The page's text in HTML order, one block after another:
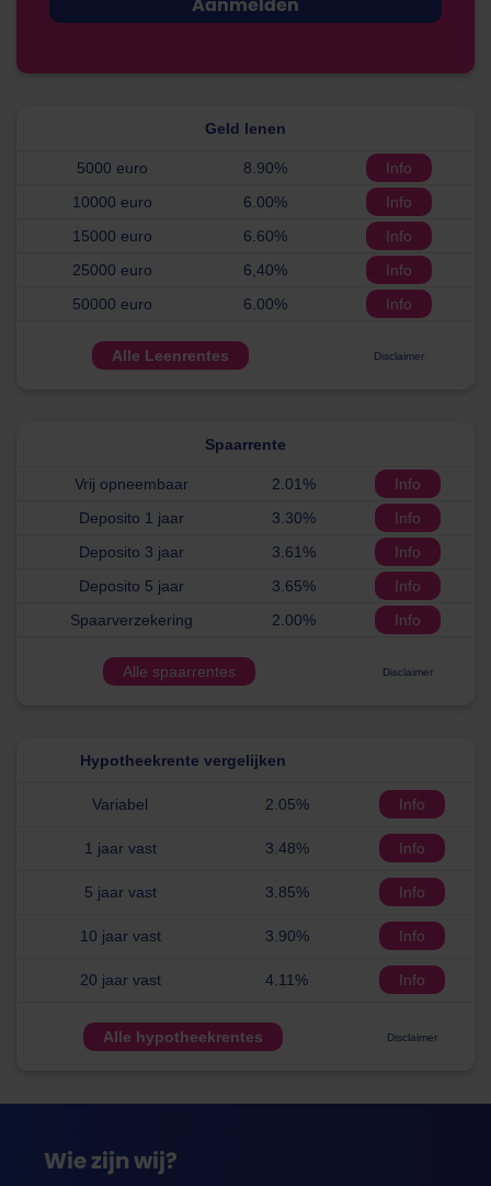
Geld lenen
5000 euro 8.90%
Info
10000 euro
6.00%
Info
15000 euro
6.60%
Info
25000 euro
6,40%
Info
50000 euro
6.00% Info
Alle Leenrentes Disclaimer
Spaarrente
Vrij opneembaar 2.01%
Info
Deposito 1 jaar
3.30%
Info
Deposito 3 jaar
3.61%
Info
Deposito 5 jaar
3.65%
Info
Spaarverzekering
2.00% Info
Alle spaarrentes Disclaimer
Hypotheekrente vergelijken
Variabel 2.05% Info
1 jaar vast 3.48% Info
5 jaar vast 3.85% Info
10 jaar vast 3.90% Info
20 jaar vast 4.11% Info
Alle hypotheekrentes Disclaimer
Wie zijn wij?